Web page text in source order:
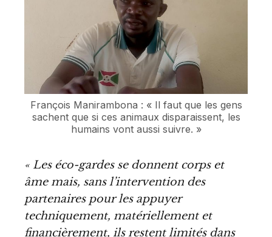
François Manirambona : « Il faut que les gens
sachent que si ces animaux disparaissent, les
humains vont aussi suivre. »
« Les éco-gardes se donnent corps et
âme mais, sans l’intervention des
partenaires pour les appuyer
techniquement, matériellement et
financièrement, ils restent limités dans